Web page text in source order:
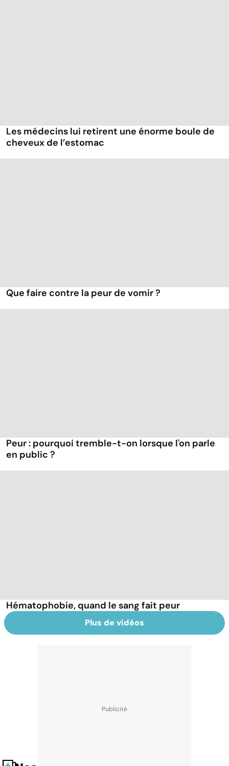
Les médecins lui retirent une énorme boule de
cheveux de l’estomac
Que faire contre la peur de vomir ?
Peur : pourquoi tremble-t-on lorsque l'on parle
en public ?
Hématophobie, quand le sang fait peur
Plus de vidéos